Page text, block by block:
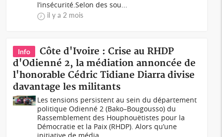
l’insécurité.Selon des sou...
il y a 2 mois
Info
Côte d'Ivoire : Crise au RHDP
d'Odienné 2, la médiation annoncée de
l'honorable Cédric Tidiane Diarra divise
davantage les militants
Les tensions persistent au sein du département
politique Odienné 2 (Bako–Bougousso) du
Rassemblement des Houphouëtistes pour la
Démocratie et la Paix (RHDP). Alors qu’une